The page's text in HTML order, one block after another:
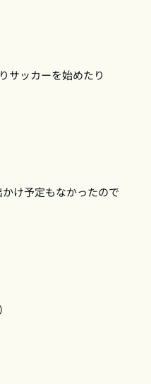
サッカーを始めたり
け予定もなかったので